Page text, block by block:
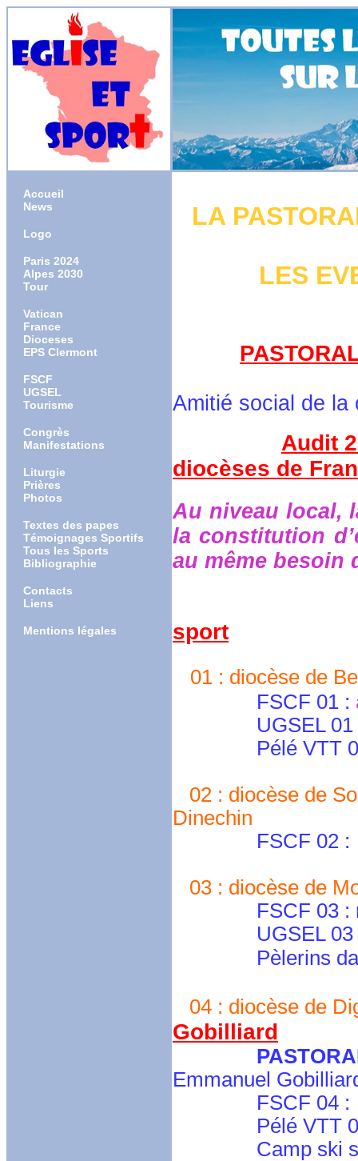
Accueil
News
Logo
Paris 2024
Alpes 2030
Tour
Vatican
France
Dioceses
EPS Clermont
FSCF
UGSEL
Tourisme
Congrès
Manifestations
Liturgie
Prières
Photos
Textes des papes
Témoignages Sportifs
Tous les Sports
Bibliographie
Contacts
Liens
Mentions légales
LA
LES
Amitié social de la
Audit
diocèses de
Au niveau local,
la constitution
au même besoin
sport
01 : diocèse de
FSCF 01 :
UGSEL 01 :
Pélé VTT 01 :
02 : diocèse de
Dinechin
FSCF 02 :
03 : diocèse de
FSCF 03 :
UGSEL 03
Pèlerins
04 : diocèse de
Gobilliard
Emmanuel
FSCF 04 :
Pélé VTT 04 :
Camp ski spi :